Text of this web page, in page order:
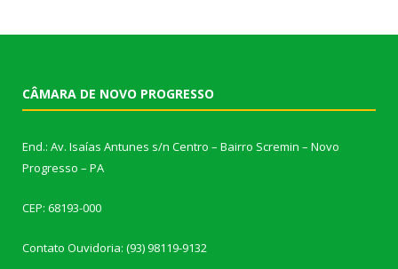
CÂMARA DE NOVO PROGRESSO
End.: Av. Isaías Antunes s/n Centro – Bairro Scremin – Novo
Progresso – PA
CEP: 68193-000
Contato Ouvidoria: (93) 98119-9132